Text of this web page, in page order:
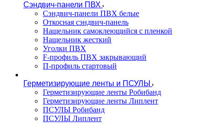
Сэндвич-панели ПВХ
Сэндвич-панели ПВХ белые
Откосная сэндвич-панель
Нащельник самоклеющийся с пленкой
Нащельник жесткий
Уголки ПВХ
F-профиль ПВХ закрывающий
П-профиль стартовый
Герметизирующие ленты и ПСУЛЫ
Герметизирующие ленты Робибанд
Герметизирующие ленты Липлент
ПСУЛЫ Робибанд
ПСУЛЫ Липлент